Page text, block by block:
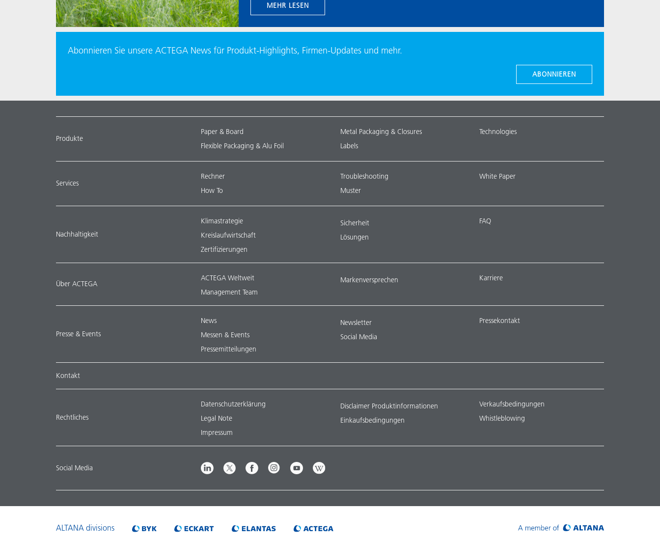
MEHR LESEN
Abonnieren Sie unsere ACTEGA News für Produkt-Highlights, Firmen-Updates und mehr.
ABONNIEREN
Produkte
Paper & Board
Flexible Packaging & Alu Foil
Metal Packaging & Closures
Labels
Technologies
Services
Rechner
How To
Troubleshooting
Muster
White Paper
Nachhaltigkeit
Klimastrategie
Kreislaufwirtschaft
Zertifizierungen
Sicherheit
Lösungen
FAQ
Über ACTEGA
ACTEGA Weltweit
Management Team
Markenversprechen Karriere
Presse & Events
News
Messen & Events
Pressemitteilungen
Newsletter
Social Media
Pressekontakt
Kontakt
Rechtliches
Datenschutzerklärung
Legal Note
Impressum
Disclaimer Produktinformationen
Einkaufsbedingungen
Verkaufsbedingungen
Whistleblowing
Social Media
ALTANA divisions